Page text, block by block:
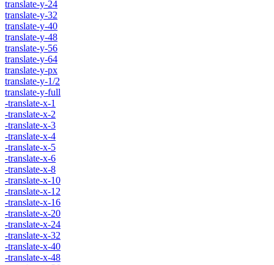
translate-y-24
translate-y-32
translate-y-40
translate-y-48
translate-y-56
translate-y-64
translate-y-px
translate-y-1/2
translate-y-full
-translate-x-1
-translate-x-2
-translate-x-3
-translate-x-4
-translate-x-5
-translate-x-6
-translate-x-8
-translate-x-10
-translate-x-12
-translate-x-16
-translate-x-20
-translate-x-24
-translate-x-32
-translate-x-40
-translate-x-48